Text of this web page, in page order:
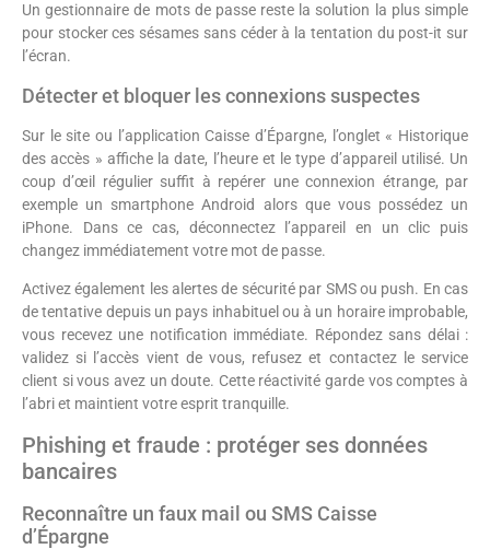
Un gestionnaire de mots de passe reste la solution la plus simple
pour stocker ces sésames sans céder à la tentation du post-it sur
l’écran.
Détecter et bloquer les connexions suspectes
Sur le site ou l’application Caisse d’Épargne, l’onglet « Historique
des accès » affiche la date, l’heure et le type d’appareil utilisé. Un
coup d’œil régulier suffit à repérer une connexion étrange, par
exemple un smartphone Android alors que vous possédez un
iPhone. Dans ce cas, déconnectez l’appareil en un clic puis
changez immédiatement votre mot de passe.
Activez également les alertes de sécurité par SMS ou push. En cas
de tentative depuis un pays inhabituel ou à un horaire improbable,
vous recevez une notification immédiate. Répondez sans délai :
validez si l’accès vient de vous, refusez et contactez le service
client si vous avez un doute. Cette réactivité garde vos comptes à
l’abri et maintient votre esprit tranquille.
Phishing et fraude : protéger ses données
bancaires
Reconnaître un faux mail ou SMS Caisse
d’Épargne